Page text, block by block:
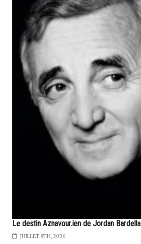
Le destin Aznavour.ien de Jordan Bardella
JUILLET 8TH, 2026